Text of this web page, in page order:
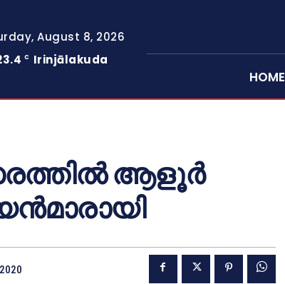
August 8, 2026
C Irinjālakuda
HOME
ആളൂര്‍